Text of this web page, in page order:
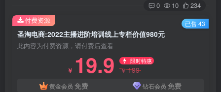
0 10 234
圣淘电商:2022主播进阶培训线上专栏价值980元
此内容为付费资源，请付费后查看
￥ 19.9 限时特惠
￥199
黄金会员 免费 钻石会员 免费
付费资源 已售 43